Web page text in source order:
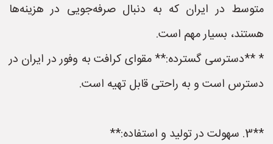
متوسط در ایران که به دنبال صرفه‌جویی در هزینه‌ها
هستند، بسیار مهم است.
* **دسترسی گسترده:** مقوای کرافت به وفور در ایران در
دسترس است و به راحتی قابل تهیه است.
**3. سهولت در تولید و استفاده:**